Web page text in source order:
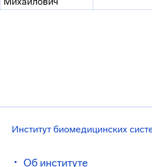
Институт биомедицинских
Об институте